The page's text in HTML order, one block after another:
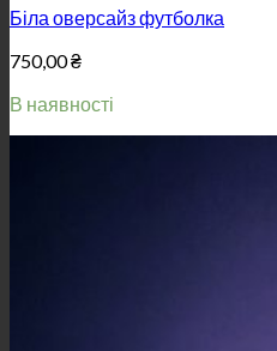
Біла оверсайз футболка
750,00₴
В наявності